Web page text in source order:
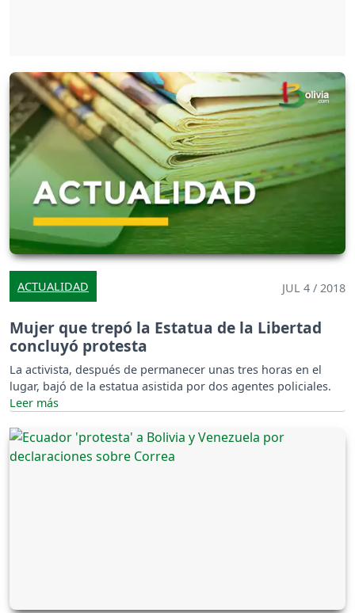
ACTUALIDAD JUL 4 / 2018
Mujer que trepó la Estatua de la Libertad
concluyó protesta
La activista, después de permanecer unas tres horas en el
lugar, bajó de la estatua asistida por dos agentes policiales.